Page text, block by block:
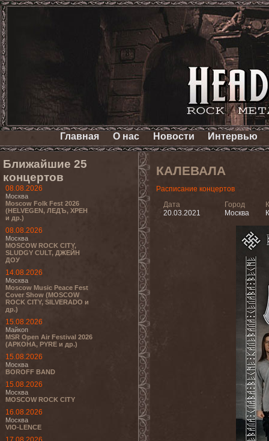
Главная О нас Новости Интервью
Ближайшие 25
концертов
08.08.2026
Москва
Moscow Folk Fest 2026
(HELVEGEN, ЛЕДЪ, ХРЕН
и др.)
08.08.2026
Москва
MOSCOW ROCK CITY,
SLUDGY CULT, ДЖЕЙН
ДОУ
14.08.2026
Москва
Moscow Music Peace Fest
Cover Show (MOSCOW
ROCK CITY, SILVERADO и
др.)
15.08.2026
Майкоп
MSR Open Air Festival 2026
(АРКОНА, PYRE и др.)
15.08.2026
Москва
BOROFF BAND
15.08.2026
Москва
MOSCOW ROCK CITY
16.08.2026
Москва
VIO-LENCE
КАЛЕВАЛА
Расписание концертов
Дата
20.03.2021
Город
Москва